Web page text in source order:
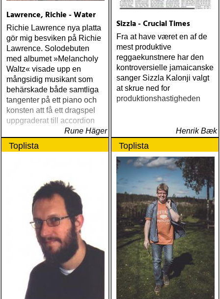
Lawrence, Richie - Water
Richie Lawrence nya platta
gör mig besviken på Richie
Lawrence. Solodebuten
med albumet »Melancholy
Waltz« visade upp en
mångsidig musikant som
behärskade både samtliga
tangenter på ett piano och
konsten att få ett dragspel
uppgraderat till accordion
Rune Häger
Sizzla - Crucial Times
Fra at have været en af de
mest produktive
reggaekunstnere har den
kontroversielle jamaicanske
sanger Sizzla Kalonji valgt
at skrue ned for
produktionshastigheden
Henrik Bæk
Toplista Toplista